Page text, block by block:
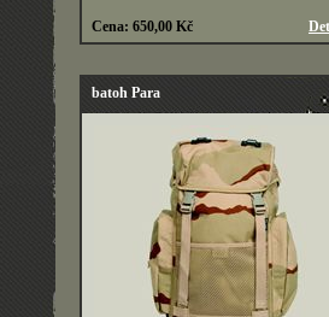
Cena: 650,00 Kč
batoh Para